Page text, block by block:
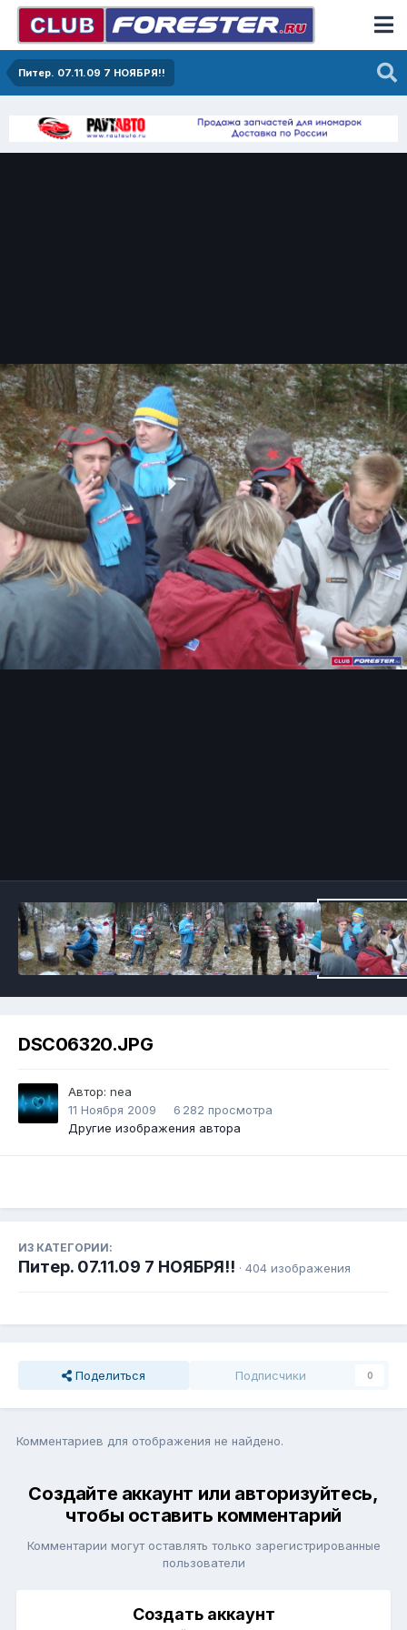
Питер. 07.11.09 7 НОЯБРЯ!!
DSC06320.JPG
Автор: nea
11 Ноября 2009
6 282 просмотра
Другие изображения автора
ИЗ КАТЕГОРИИ:
Питер. 07.11.09 7 НОЯБРЯ!! · 404 изображения
Поделиться Подписчики 0
Комментариев для отображения не найдено.
Создайте аккаунт или авторизуйтесь,
чтобы оставить комментарий
Комментарии могут оставлять только зарегистрированные
пользователи
Создать аккаунт